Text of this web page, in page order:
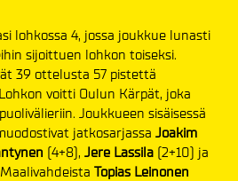
lohkossa 4, jossa joukkue lunasti
sijoittuen lohkon toiseksi.
39 ottelusta 57 pistettä
voitti Oulun Kärpät, joka
Joukkueen sisäisessä
jatkosarjassa Joakim
(4+8), Jere Lassila (2+10) ja
Topias Leinonen